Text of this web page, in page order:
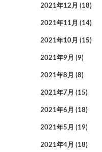
2021年12月 (18)
2021年11月 (14)
2021年10月 (15)
2021年9月 (9)
2021年8月 (8)
2021年7月 (15)
2021年6月 (18)
2021年5月 (19)
2021年4月 (18)